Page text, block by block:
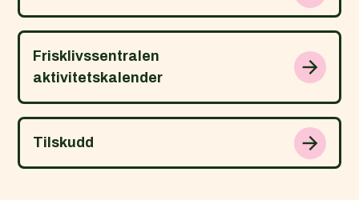
Frisklivssentralen
aktivitetskalender
Tilskudd